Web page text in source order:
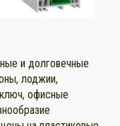
и долговечные
лоджии,
офисные